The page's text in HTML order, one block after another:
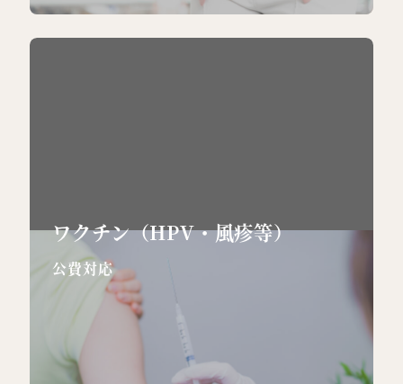
ワクチン（HPV・風疹等）
公費対応